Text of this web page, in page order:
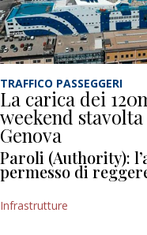
TRAFFICO PASSEGGERI
La carica dei
weekend
Genova
Paroli (Authority):
permesso di
Infrastrutture